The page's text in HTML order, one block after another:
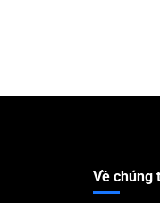
Về chúng